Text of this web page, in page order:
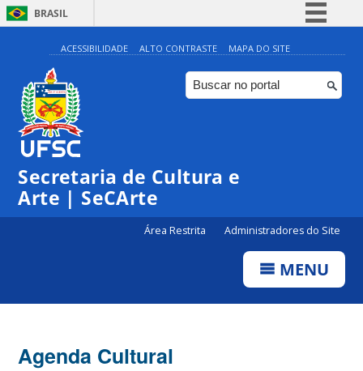
BRASIL
Simplifique!
Comunica BR
Participe
ACESSIBILIDADE ALTO CONTRASTE MAPA DO SITE
Secretaria de Cultura e
Arte | SeCArte
Área Restrita Administradores do Site
MENU
Agenda Cultural